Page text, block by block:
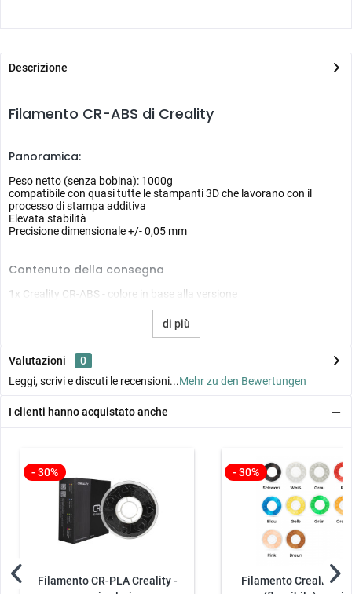
Descrizione
Filamento CR-ABS di Creality
Panoramica:
Peso netto (senza bobina): 1000g
compatibile con quasi tutte le stampanti 3D che lavorano con il
processo di stampa additiva
Elevata stabilità
Precisione dimensionale +/- 0,05 mm
Contenuto della consegna
1x Creality CR-ABS - colore in base alla versione
di più
Valutazioni
0
Leggi, scrivi e discuti le recensioni...Mehr zu den Bewertungen
I clienti hanno acquistato anche
- 30%
Filamento CR-PLA Creality -
- 30%
Filamento Creality